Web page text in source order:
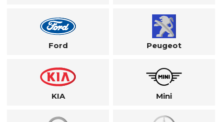
Ford Peugeot
KIA Mini